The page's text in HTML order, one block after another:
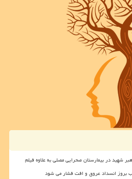
انسداد عروق و افت فشار می شود